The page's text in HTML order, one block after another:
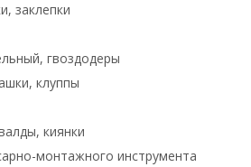
заклепки
гвоздодеры
клуппы
киянки
монтажного инструмента